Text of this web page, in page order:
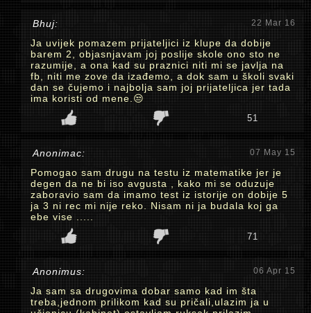
Bhuj: 22 Mar 16
Ja uvijek pomazem prijateljici iz klupe da dobije
barem 2, objasnjavam joj poslije skole ono sto ne
razumije, a ona kad su praznici niti mi se javlja na
fb, niti me zove da izađemo, a dok sam u školi svaki
dan se čujemo i najbolja sam joj prijateljica jer tada
ima koristi od mene.😒
51
Anonimac: 07 May 15
Pomogao sam drugu na testu iz matematike jer je
degen da ne bi iso avgusta , kako mi se oduzuje
zaboravio sam da imamo test iz istorije on dobije 5
ja 3 ni rec mi nije reko. Nisam ni ja budala koj ga
ebe vise .....
71
Anonimus: 06 Apr 15
Ja sam sa drugovima dobar samo kad im šta
treba,jednom prilikom kad su pričali,ulazim ja u